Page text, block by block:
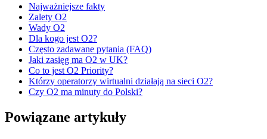
Najważniejsze fakty
Zalety O2
Wady O2
Dla kogo jest O2?
Często zadawane pytania (FAQ)
Jaki zasięg ma O2 w UK?
Co to jest O2 Priority?
Którzy operatorzy wirtualni działają na sieci O2?
Czy O2 ma minuty do Polski?
Powiązane artykuły